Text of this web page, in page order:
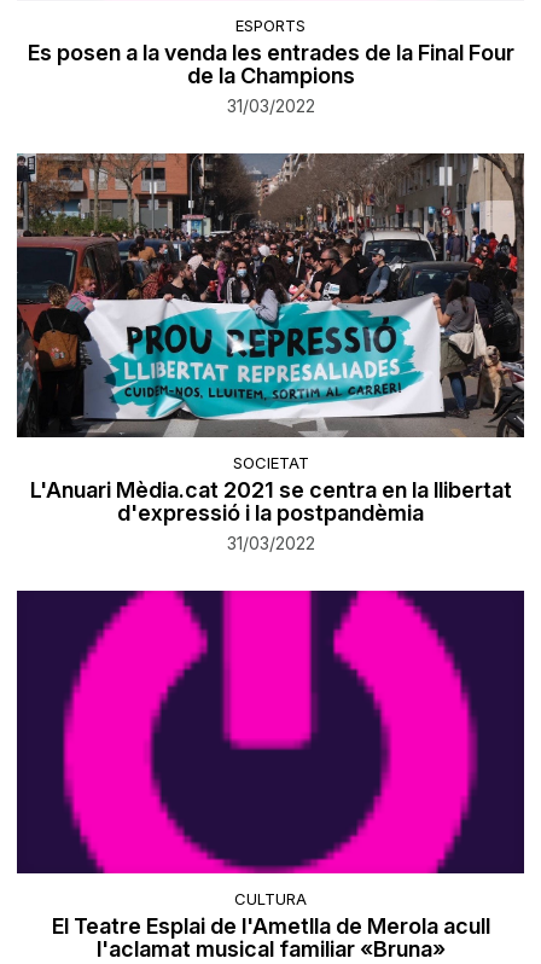
ESPORTS
Es posen a la venda les entrades de la Final Four
de la Champions
31/03/2022
SOCIETAT
L'Anuari Mèdia.cat 2021 se centra en la llibertat
d'expressió i la postpandèmia
31/03/2022
CULTURA
El Teatre Esplai de l'Ametlla de Merola acull
l'aclamat musical familiar «Bruna»